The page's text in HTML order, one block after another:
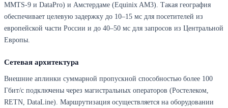
MMTS-9 и DataPro) и Амстердаме (Equinix AM3). Такая география
обеспечивает целевую задержку до 10–15 мс для посетителей из
европейской части России и до 40–50 мс для запросов из Центральной
Европы.
Сетевая архитектура
Внешние аплинки суммарной пропускной способностью более 100
Гбит/с подключены через магистральных операторов (Ростелеком,
RETN, DataLine). Маршрутизация осуществляется на оборудовании